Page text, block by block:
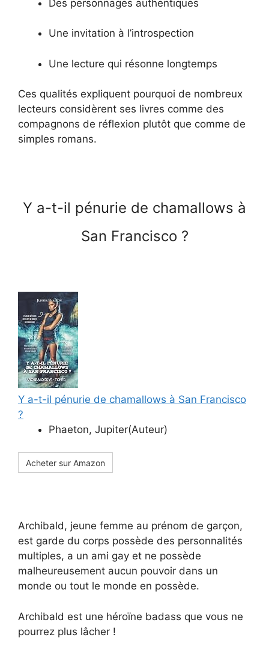
Des personnages authentiques
Une invitation à l’introspection
Une lecture qui résonne longtemps
Ces qualités expliquent pourquoi de nombreux
lecteurs considèrent ses livres comme des
compagnons de réflexion plutôt que comme de
simples romans.
Y a-t-il pénurie de chamallows à
San Francisco ?
Y a-t-il pénurie de chamallows à San Francisco
?
Phaeton, Jupiter(Auteur)
Acheter sur Amazon
Archibald, jeune femme au prénom de garçon,
est garde du corps possède des personnalités
multiples, a un ami gay et ne possède
malheureusement aucun pouvoir dans un
monde ou tout le monde en possède.
Archibald est une héroïne badass que vous ne
pourrez plus lâcher !